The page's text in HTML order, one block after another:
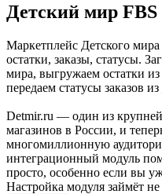
Детский мир FBS
Маркетплейс Детского
остатки, заказы, статусы.
мира, выгружаем остатки
передаем статусы заказов
Detmir.ru — один из
магазинов в России, и
многомиллионную
интеграционный модуль
просто, особенно если вы
Настройка модуля займёт